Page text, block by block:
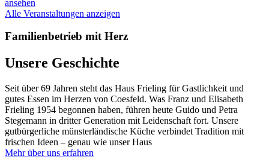
ansehen
Alle Veranstaltungen anzeigen
Familienbetrieb mit Herz
Unsere Geschichte
Seit über 69 Jahren steht das Haus Frieling für Gastlichkeit und
gutes Essen im Herzen von Coesfeld. Was Franz und Elisabeth
Frieling 1954 begonnen haben, führen heute Guido und Petra
Stegemann in dritter Generation mit Leidenschaft fort. Unsere
gutbürgerliche münsterländische Küche verbindet Tradition mit
frischen Ideen – genau wie unser Haus
Mehr über uns erfahren